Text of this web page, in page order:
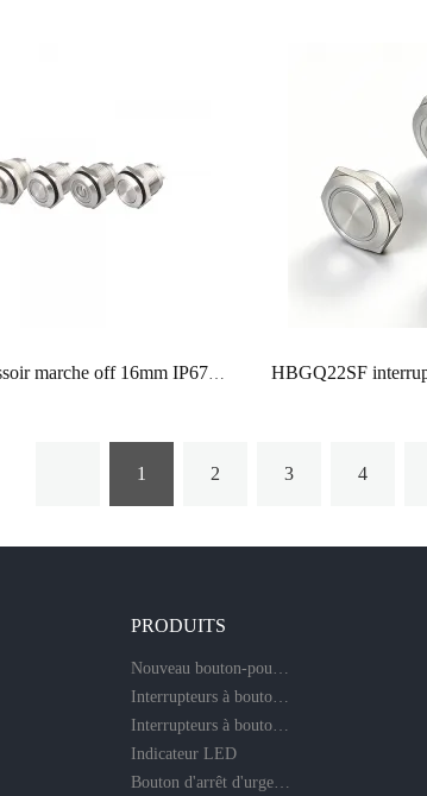
bouton-poussoir marche off 16mm IP67 spdt Structure électronique interrupteur momentané symbole d’alimentation
1 2 3 4
PRODUITS
Indicateur LED